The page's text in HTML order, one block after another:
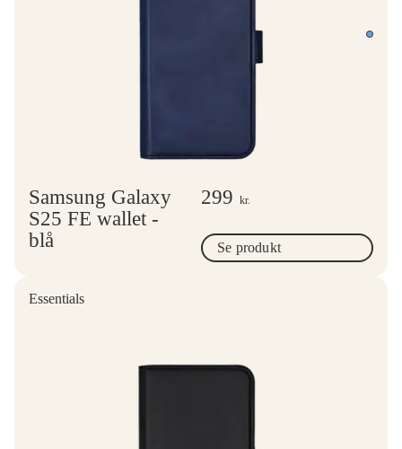
Samsung Galaxy
S25 FE wallet -
blå
299 kr.
Se produkt
Essentials